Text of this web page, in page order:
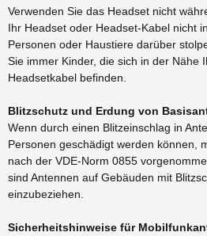
Verwenden Sie das Headset nicht
Ihr Headset oder Headset-Kabel nicht
Personen oder Haustiere darüber
Sie immer Kinder, die sich in der Nähe
Headsetkabel befinden.
Blitzschutz und Erdung von
Wenn durch einen Blitzeinschlag in
Personen geschädigt werden können,
nach der VDE-Norm 0855
sind Antennen auf Gebäuden mit
einzubeziehen.
Sicherheitshinweise für